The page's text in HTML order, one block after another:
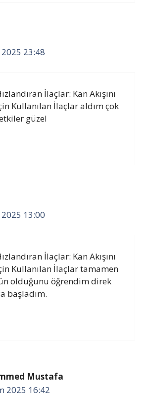
23:48
İlaçlar: Kan Akışını
Kullanılan İlaçlar aldım çok
güzel
13:00
İlaçlar: Kan Akışını
Kullanılan İlaçlar tamamen
olduğunu öğrendim direk
başladım.
Mustafa
2025 16:42